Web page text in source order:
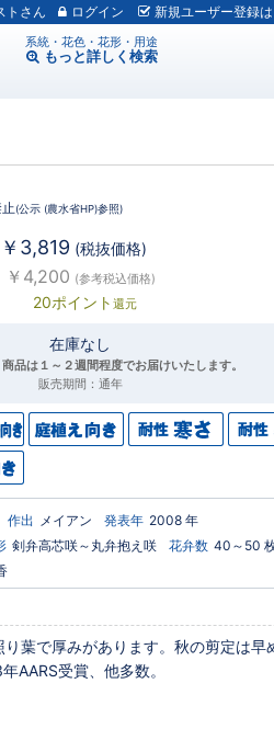
ト ログイン 新規ユーザー登録
系統・花色・花形・用途
もっと詳しく 検索
(公示 (農水省HP)参照)
￥3,819 (税抜価格)
￥4,200 (参考税込価格)
20ポイント 還元
在庫なし
品は１～２週間程度でお届けいたします。
販売期間：通年
作出 メイアン 発表年 2008 年
剣弁高芯咲～丸弁抱え咲 花弁数 40～50
葉で厚みがあります。秋の剪定は早
AARS受賞、他多数。